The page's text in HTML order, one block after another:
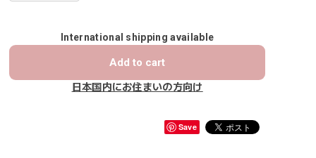
International shipping available
Add to cart
日本国内にお住まいの方向け
Save